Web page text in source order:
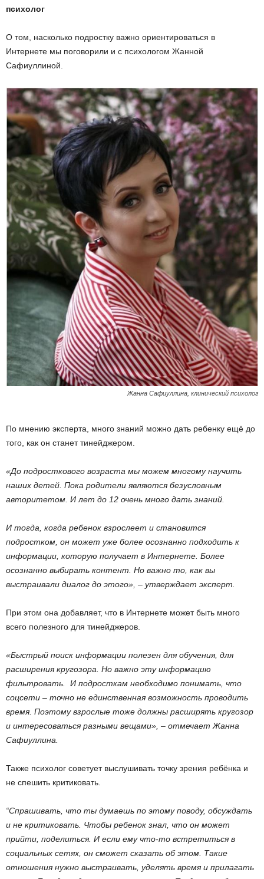
психолог
О том, насколько подростку важно ориентироваться в
Интернете мы поговорили и с психологом Жанной
Сафиуллиной.
Жанна Сафиуллина, клинический психолог
По мнению эксперта, много знаний можно дать ребенку ещё до
того, как он станет тинейджером.
«До подросткового возраста мы можем многому научить
наших детей. Пока родители являются безусловным
авторитетом. И лет до 12 очень много дать знаний.
И тогда, когда ребенок взрослеет и становится
подростком, он может уже более осознанно подходить к
информации, которую получает в Интернете. Более
осознанно выбирать контент. Но важно то, как вы
выстраивали диалог до этого», – утверждает эксперт.
При этом она добавляет, что в Интернете может быть много
всего полезного для тинейджеров.
«Быстрый поиск информации полезен для обучения, для
расширения кругозора. Но важно эту информацию
фильтровать. И подросткам необходимо понимать, что
соцсети – точно не единственная возможность проводить
время. Поэтому взрослые тоже должны расширять кругозор
и интересоваться разными вещами», – отмечает Жанна
Сафиуллина.
Также психолог советует выслушивать точку зрения ребёнка и
не спешить критиковать.
“Спрашивать, что ты думаешь по этому поводу, обсуждать
и не критиковать. Чтобы ребенок знал, что он может
прийти, поделиться. И если ему что-то встретиться в
социальных сетях, он сможет сказать об этом. Такие
отношения нужно выстраивать, уделять время и прилагать